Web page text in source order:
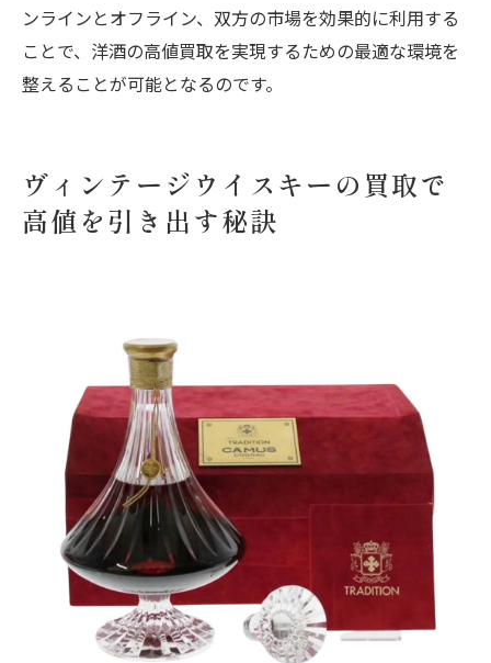
ンラインとオフライン、双方の市場を効果的に利用する
ことで、洋酒の高値買取を実現するための最適な環境を
整えることが可能となるのです。
ヴィンテージウイスキーの買取で
高値を引き出す秘訣